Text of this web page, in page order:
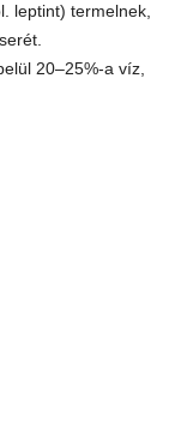
leptint) termelnek,
20–25%-a víz,